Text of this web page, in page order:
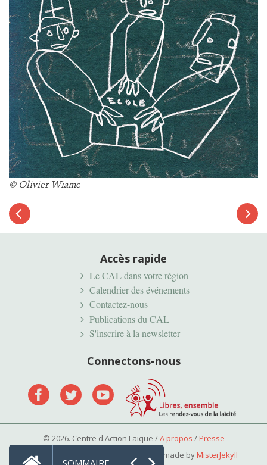
SOMMAIRE
© Olivier Wiame
Article
précédent
Article
suivant
Accès rapide
Le CAL dans votre région
Calendrier des événements
Contactez-nous
Publications du CAL
S'inscrire à la newsletter
Connectons-nous
© 2026. Centre d'Action Laïque /A propos /Presse
Mentions légales
• Tailor made byMisterJekyll